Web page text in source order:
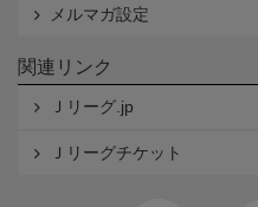
メルマガ設定
関連リンク
Ｊリーグ.jp
Ｊリーグチケット